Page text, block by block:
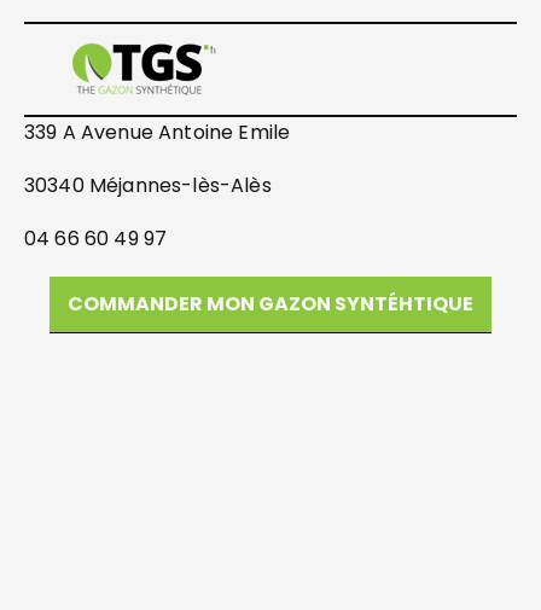
339 A Avenue Antoine Emile
30340 Méjannes-lès-Alès
04 66 60 49 97
COMMANDER MON GAZON SYNTÉHTIQUE